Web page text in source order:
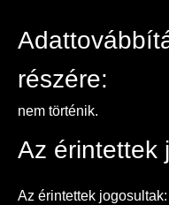
részére:
nem történik.
Az érintettek
Az érintettek jogosultak: